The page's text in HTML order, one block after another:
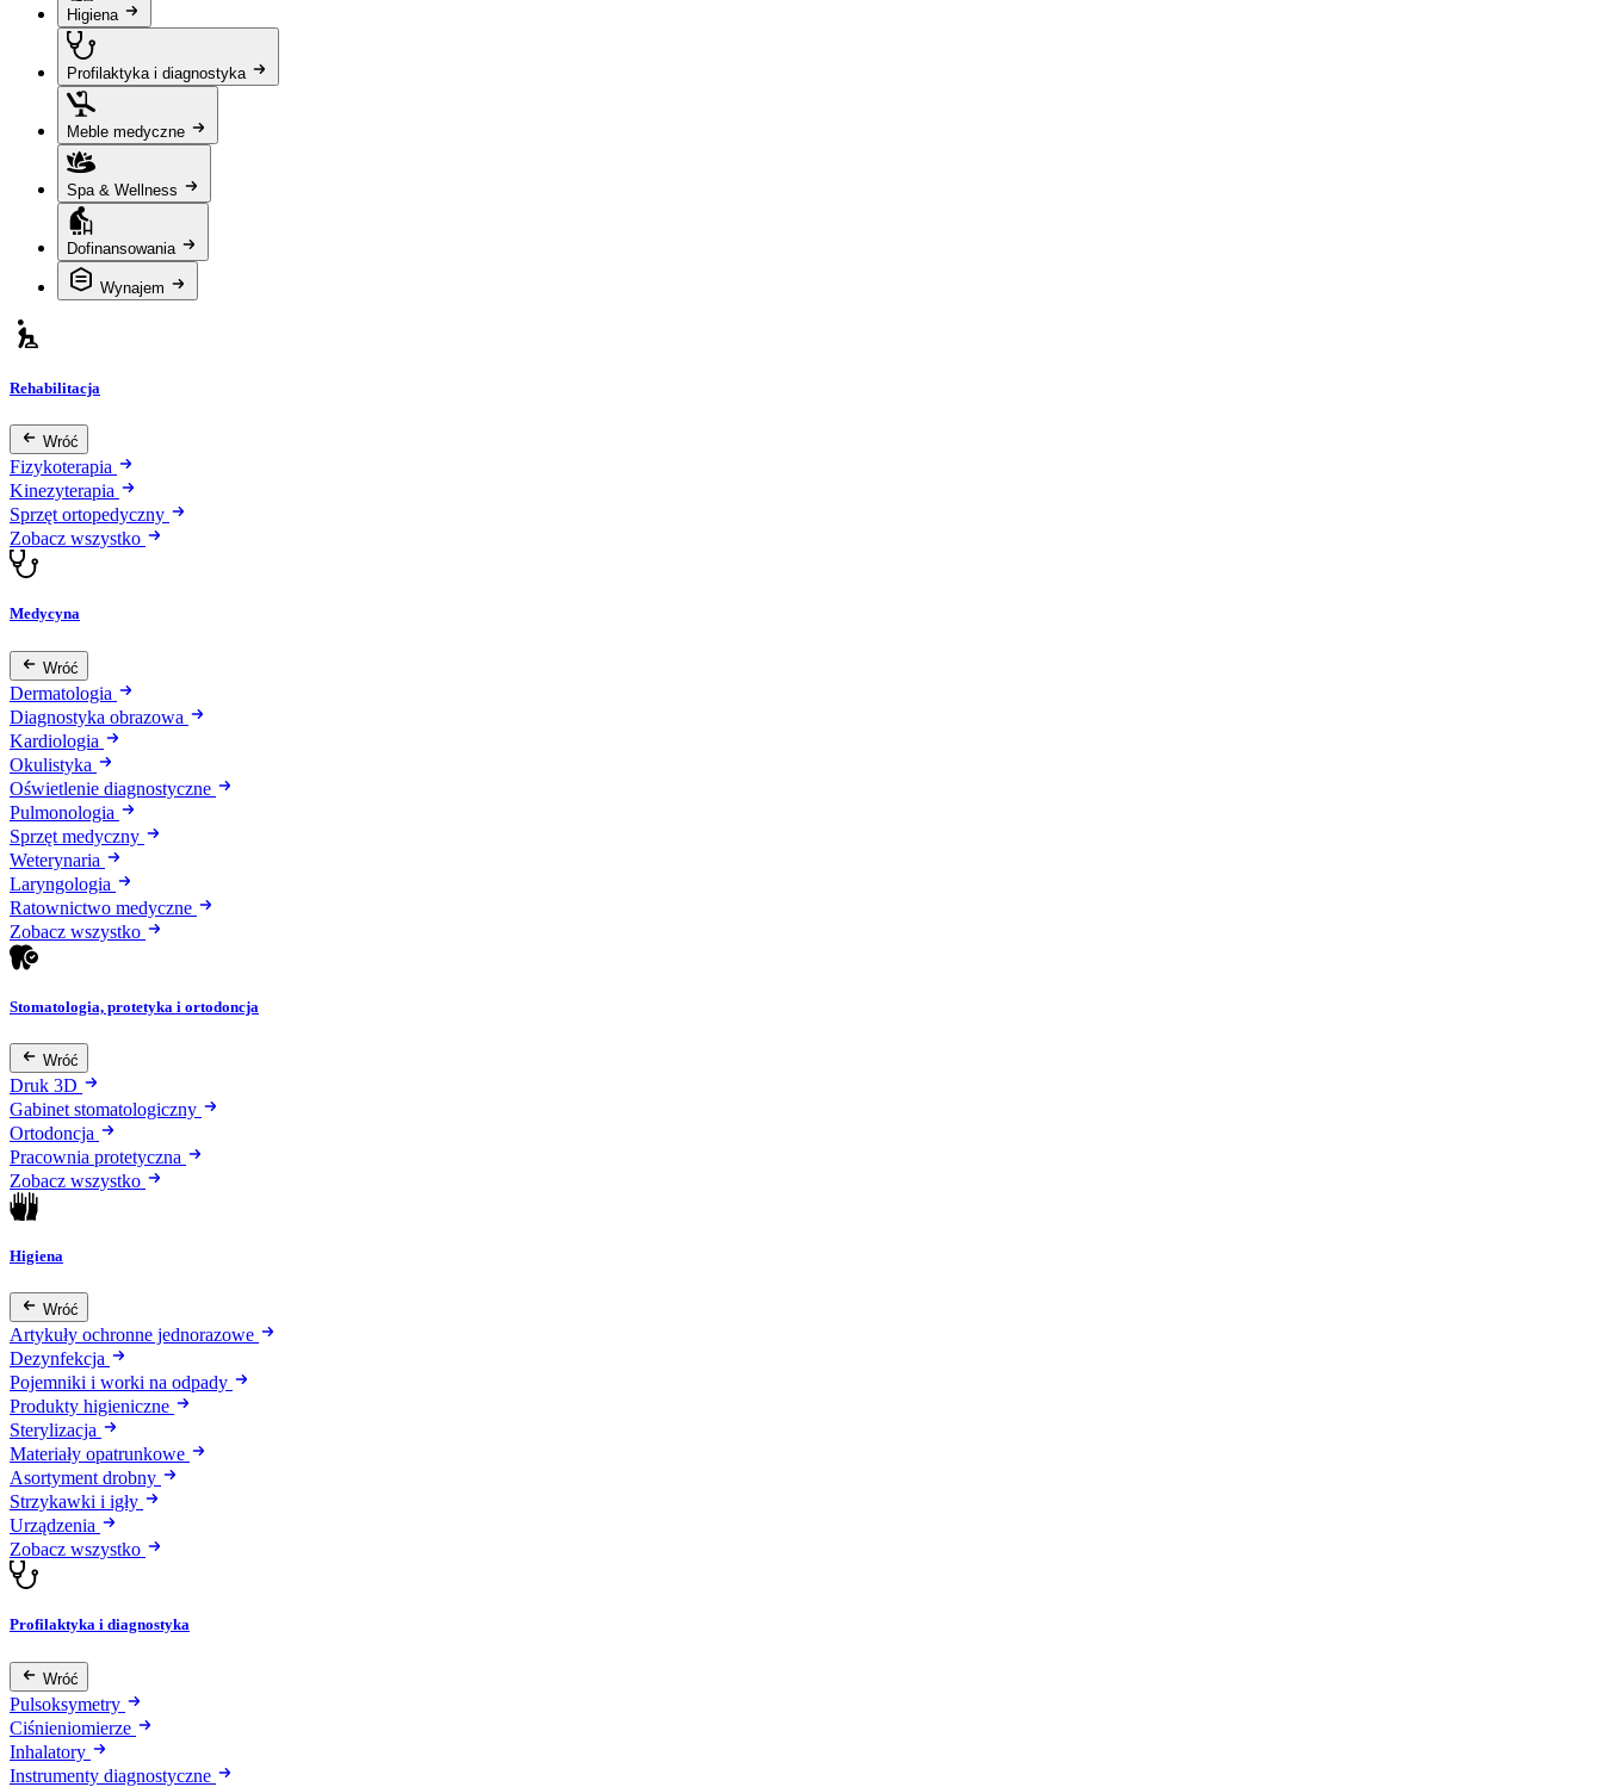
Higiena
Profilaktyka i diagnostyka
Meble medyczne
Spa & Wellness
Dofinansowania
Wynajem
Rehabilitacja
Wróć
Fizykoterapia
Kinezyterapia
Sprzęt ortopedyczny
Zobacz wszystko
Medycyna
Wróć
Dermatologia
Diagnostyka obrazowa
Kardiologia
Okulistyka
Oświetlenie diagnostyczne
Pulmonologia
Sprzęt medyczny
Weterynaria
Laryngologia
Ratownictwo medyczne
Zobacz wszystko
Stomatologia, protetyka i ortodoncja
Wróć
Druk 3D
Gabinet stomatologiczny
Ortodoncja
Pracownia protetyczna
Zobacz wszystko
Higiena
Wróć
Artykuły ochronne jednorazowe
Dezynfekcja
Pojemniki i worki na odpady
Produkty higieniczne
Sterylizacja
Materiały opatrunkowe
Asortyment drobny
Strzykawki i igły
Urządzenia
Zobacz wszystko
Profilaktyka i diagnostyka
Wróć
Pulsoksymetry
Ciśnieniomierze
Inhalatory
Instrumenty diagnostyczne